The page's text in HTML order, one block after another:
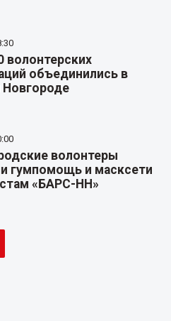
волонтерских
объединились в
волонтеры
гумпомощь и масксети
«БАРС-НН»